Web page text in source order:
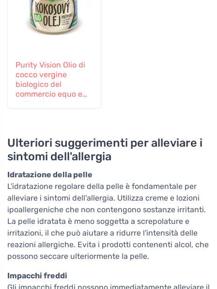
Purity Vision Olio di
cocco vergine
biologico del
commercio equo e
Ulteriori suggerimenti per alleviare i
sintomi dell'allergia
Idratazione della pelle
L'idratazione regolare della pelle è fondamentale per
alleviare i sintomi dell'allergia. Utilizza creme e lozioni
ipoallergeniche che non contengono sostanze irritanti.
La pelle idratata è meno soggetta a screpolature e
irritazioni, il che può aiutare a ridurre l'intensità delle
reazioni allergiche. Evita i prodotti contenenti alcol, che
possono seccare ulteriormente la pelle.
Impacchi freddi